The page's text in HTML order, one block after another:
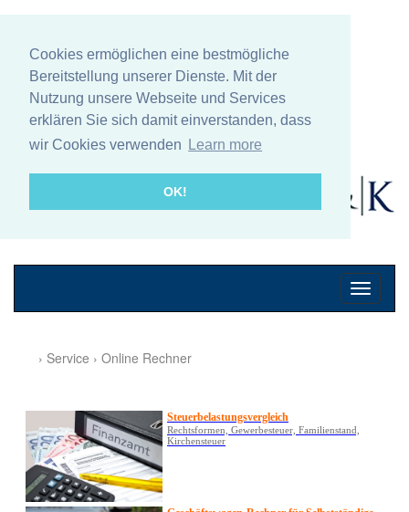
Cookies ermöglichen eine bestmögliche
Bereitstellung unserer Dienste. Mit der
Nutzung unsere Webseite und Services
erklären Sie sich damit einverstanden, dass
wir Cookies verwenden
Learn more
OK!
Mobile
› Service › Online Rechner